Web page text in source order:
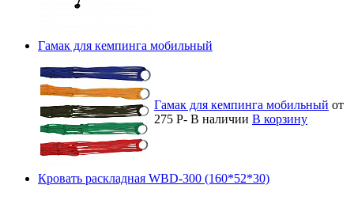
Гамак для кемпинга мобильный
Гамак для кемпинга мобильный от
275 Р- В наличии В корзину
Кровать раскладная WBD-300 (160*52*30)